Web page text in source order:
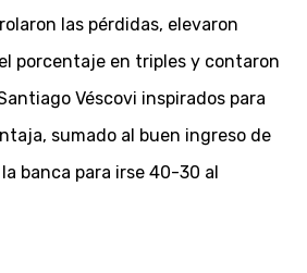
las pérdidas, elevaron
porcentaje en triples y contaron
Véscovi inspirados para
sumado al buen ingreso de
banca para irse 40-30 al